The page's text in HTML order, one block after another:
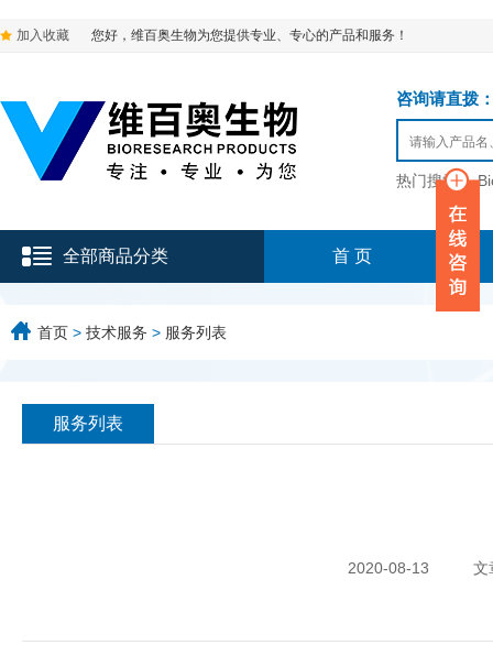
加入收藏 您好，维百奥生物为您提供专业、专心的产品和服务！
咨询请直拨
热门搜索：
全部商品分类 首 页
首页 > 技术服务 > 服务列表
服务列表
2020-08-13 文